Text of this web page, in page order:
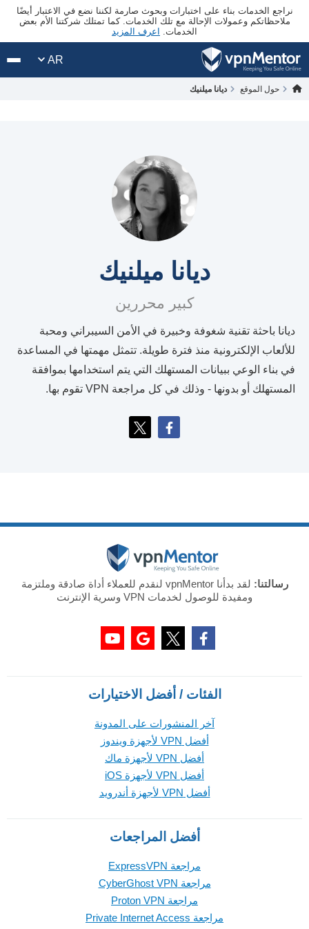
نراجع الخدمات بناء على اختبارات وبحوث صارمة لكننا نضع في الاعتبار أيضًا
ملاحظاتكم وعمولات الإحالة مع تلك الخدمات. كما تمتلك شركتنا الأم بعض
الخدمات. اعرف المزيد
AR
حول الموقع ديانا ميلنيك
ديانا ميلنيك
كبير محررين
ديانا باحثة تقنية شغوفة وخبيرة في الأمن السيبراني ومحبة
للألعاب الإلكترونية منذ فترة طويلة. تتمثل مهمتها في المساعدة
في بناء الوعي ببيانات المستهلك التي يتم استخدامها بموافقة
المستهلك أو بدونها - وذلك في كل مراجعة VPN تقوم بها.
رسالتنا:
لقد بدأنا vpnMentor لنقدم للعملاء أداة صادقة وملتزمة
ومفيدة للوصول لخدمات VPN وسرية الإنترنت
الفئات / أفضل الاختيارات
آخر المنشورات على المدونة
أفضل VPN لأجهزة ويندوز
أفضل VPN لأجهزة ماك
أفضل VPN لأجهزة iOS
أفضل VPN لأجهزة أندرويد
أفضل المراجعات
مراجعة ExpressVPN
مراجعة CyberGhost VPN
مراجعة Proton VPN
مراجعة Private Internet Access